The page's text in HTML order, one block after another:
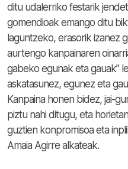
ditu udalerriko festarik
gomendioak emango ditu
laguntzeko, erasorik izanez
aurtengo kanpainaren
gabeko egunak eta gauak”
askatasunez, egunez eta
Kanpaina honen bidez, jai-
piztu nahi ditugu, eta
guztien konpromisoa eta
Amaia Agirre alkateak.